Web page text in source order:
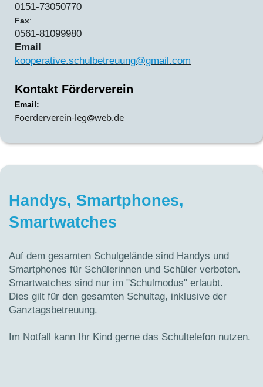
0151-73050770
Fax:
0561-81099980
Email
kooperative.schulbetreuung@gmail.com
Kontakt Förderverein
Email:
Foerderverein-leg@web.de
Handys, Smartphones,
Smartwatches
Auf dem gesamten Schulgelände sind Handys und
Smartphones für Schülerinnen und Schüler verboten.
Smartwatches sind nur im "Schulmodus" erlaubt.
Dies gilt für den gesamten Schultag, inklusive der
Ganztagsbetreuung.
Im Notfall kann Ihr Kind gerne das Schultelefon nutzen.